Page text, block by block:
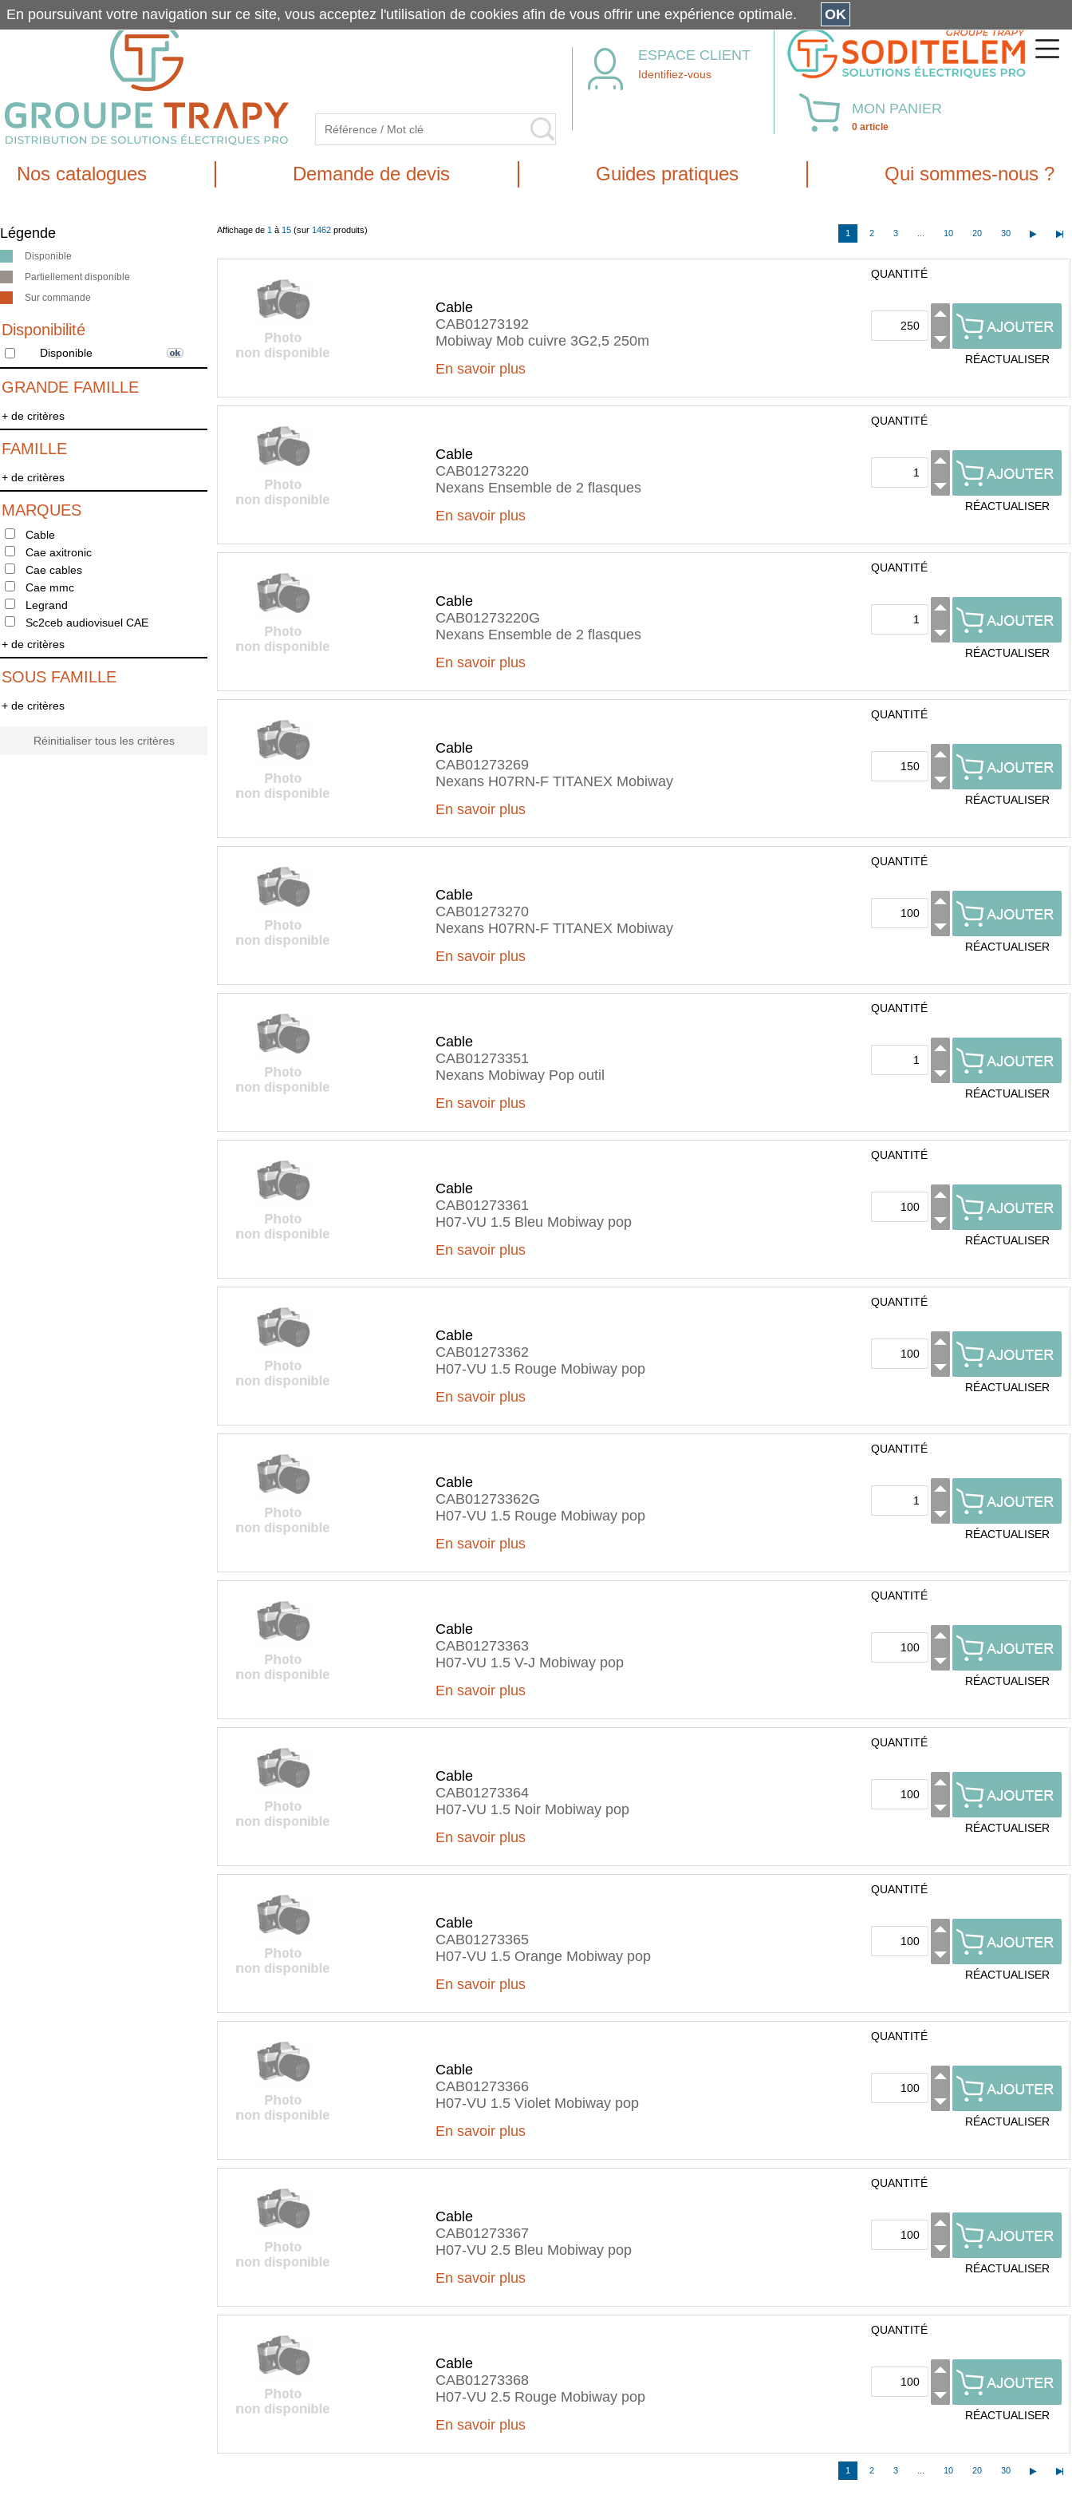
ESPACE CLIENT
Identifiez-vous
MON PANIER
0 article
Nos catalogues Demande de devis Guides pratiques Qui sommes-nous ?
Légende
Disponible
Partiellement disponible
Sur commande
Disponibilité
Disponible
GRANDE FAMILLE
+ de critères
FAMILLE
+ de critères
MARQUES
Cable
Cae axitronic
Cae cables
Cae mmc
Legrand
Sc2ceb audiovisuel CAE
+ de critères
SOUS FAMILLE
+ de critères
Réinitialiser tous les critères
Affichage de 1 à 15 (sur 1462 produits) 1 2 3 10 20 30
Cable
CAB01273192
Mobiway Mob cuivre 3G2,5 250m
En savoir plus
QUANTITÉ
RÉACTUALISER
Cable
CAB01273220
Nexans Ensemble de 2 flasques
En savoir plus
QUANTITÉ
RÉACTUALISER
Cable
CAB01273220G
Nexans Ensemble de 2 flasques
En savoir plus
QUANTITÉ
RÉACTUALISER
Cable
CAB01273269
Nexans H07RN-F TITANEX Mobiway
En savoir plus
QUANTITÉ
RÉACTUALISER
Cable
CAB01273270
Nexans H07RN-F TITANEX Mobiway
En savoir plus
QUANTITÉ
RÉACTUALISER
Cable
CAB01273351
Nexans Mobiway Pop outil
En savoir plus
QUANTITÉ
RÉACTUALISER
Cable
CAB01273361
H07-VU 1.5 Bleu Mobiway pop
En savoir plus
QUANTITÉ
RÉACTUALISER
Cable
CAB01273362
H07-VU 1.5 Rouge Mobiway pop
En savoir plus
QUANTITÉ
RÉACTUALISER
Cable
CAB01273362G
H07-VU 1.5 Rouge Mobiway pop
En savoir plus
QUANTITÉ
RÉACTUALISER
Cable
CAB01273363
H07-VU 1.5 V-J Mobiway pop
En savoir plus
QUANTITÉ
RÉACTUALISER
Cable
CAB01273364
H07-VU 1.5 Noir Mobiway pop
En savoir plus
QUANTITÉ
RÉACTUALISER
Cable
CAB01273365
H07-VU 1.5 Orange Mobiway pop
En savoir plus
QUANTITÉ
RÉACTUALISER
Cable
CAB01273366
H07-VU 1.5 Violet Mobiway pop
En savoir plus
QUANTITÉ
RÉACTUALISER
Cable
CAB01273367
H07-VU 2.5 Bleu Mobiway pop
En savoir plus
QUANTITÉ
RÉACTUALISER
Cable
CAB01273368
H07-VU 2.5 Rouge Mobiway pop
En savoir plus
QUANTITÉ
RÉACTUALISER
1 2 3 10 20 30
En poursuivant votre navigation sur ce site, vous acceptez l'utilisation de cookies afin de vous offrir une expérience optimale. OK